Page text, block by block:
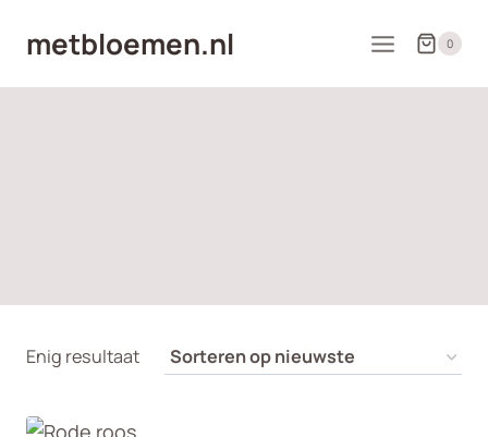
naarmetbloemen.nl 0
Enig resultaat